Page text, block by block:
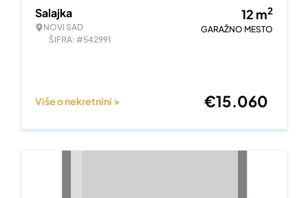
Salajka
NOVI SAD
ŠIFRA: #542991
12 m2
GARAŽNO MESTO
Više o nekretnini > €15.060